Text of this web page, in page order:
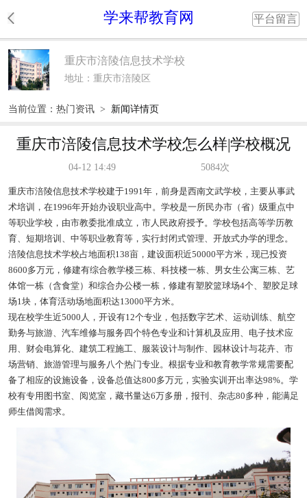
学来帮教育网 平台留言
重庆市涪陵信息技术学校
地址：重庆市涪陵区
当前位置： 热门资讯 > 新闻详情页
重庆市涪陵信息技术学校怎么样|学校概况
04-12 14:49 5084次
重庆市涪陵信息技术学校建于1991年，前身是西南文武学校，主要从事武
术培训，在1996年开始办设职业高中。学校是一所民办市（省）级重点中
等职业学校，由市教委批准成立，市人民政府授予。学校包括高等学历教
育、短期培训、中等职业教育等，实行封闭式管理、开放式办学的理念。
涪陵信息技术学校占地面积138亩，建设面积近50000平方米，现已投资
8600多万元，修建有综合教学楼三栋、科技楼一栋、男女生公寓三栋、艺
体馆一栋（含食堂）和综合办公楼一栋，修建有塑胶篮球场4个、塑胶足球
场1块，体育活动场地面积达13000平方米。
现在校学生近5000人，开设有12个专业，包括数字艺术、运动训练、航空
勤务与旅游、汽车维修与服务四个特色专业和计算机及应用、电子技术应
用、财会电算化、建筑工程施工、服装设计与制作、园林设计与花卉、市
场营销、旅游管理与服务八个热门专业。根据专业和教育教学常规需要配
备了相应的设施设备，设备总值达800多万元，实验实训开出率达98%。学
校有专用图书室、阅览室，藏书量达6万多册，报刊、杂志80多种，能满足
师生借阅需求。